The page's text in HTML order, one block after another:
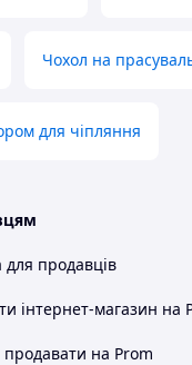
Чохол на
для чіпляння
для продавців
інтернет-магазин на
на Prom